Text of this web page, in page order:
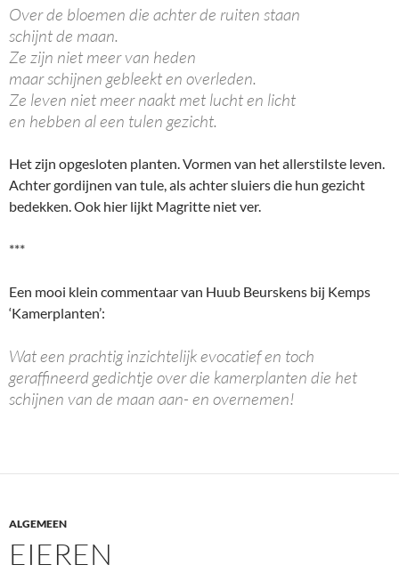
Over de bloemen die achter de ruiten staan
schijnt de maan.
Ze zijn niet meer van heden
maar schijnen gebleekt en overleden.
Ze leven niet meer naakt met lucht en licht
en hebben al een tulen gezicht.
Het zijn opgesloten planten. Vormen van het allerstilste leven.
Achter gordijnen van tule, als achter sluiers die hun gezicht
bedekken. Ook hier lijkt Magritte niet ver.
***
Een mooi klein commentaar van Huub Beurskens bij Kemps
‘Kamerplanten’:
Wat een prachtig inzichtelijk evocatief en toch
geraffineerd gedichtje over die kamerplanten die het
schijnen van de maan aan- en overnemen!
ALGEMEEN
EIEREN